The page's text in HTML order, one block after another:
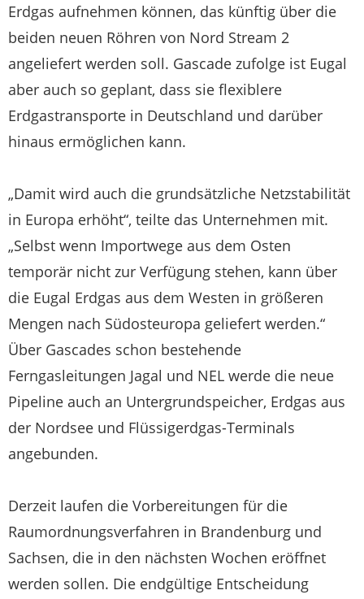
Erdgas aufnehmen können, das künftig über die
beiden neuen Röhren von Nord Stream 2
angeliefert werden soll. Gascade zufolge ist Eugal
aber auch so geplant, dass sie flexiblere
Erdgastransporte in Deutschland und darüber
hinaus ermöglichen kann.
„Damit wird auch die grundsätzliche Netzstabilität
in Europa erhöht“, teilte das Unternehmen mit.
„Selbst wenn Importwege aus dem Osten
temporär nicht zur Verfügung stehen, kann über
die Eugal Erdgas aus dem Westen in größeren
Mengen nach Südosteuropa geliefert werden.“
Über Gascades schon bestehende
Ferngasleitungen Jagal und NEL werde die neue
Pipeline auch an Untergrundspeicher, Erdgas aus
der Nordsee und Flüssigerdgas-Terminals
angebunden.
Derzeit laufen die Vorbereitungen für die
Raumordnungsverfahren in Brandenburg und
Sachsen, die in den nächsten Wochen eröffnet
werden sollen. Die endgültige Entscheidung